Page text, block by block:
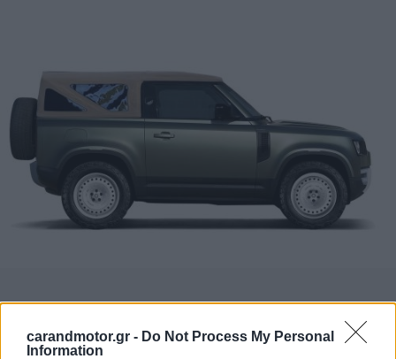
carandmotor.gr - Do Not Process My Personal
Information